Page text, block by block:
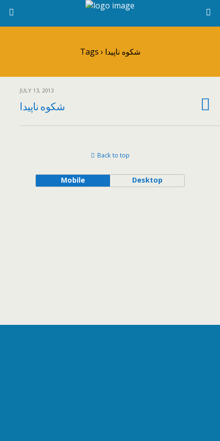
Tags › شکوه ناپیدا
JULY 13, 2013
شکوه ناپیدا
Back to top
Mobile Desktop